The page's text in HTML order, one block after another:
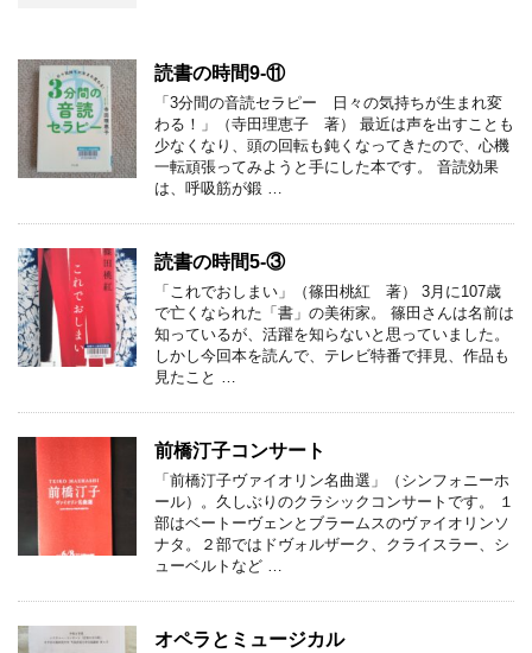
読書の時間9-⑪
「3分間の音読セラピー 日々の気持ちが生まれ変
わる！」（寺田理恵子 著） 最近は声を出すことも
少なくなり、頭の回転も鈍くなってきたので、心機
一転頑張ってみようと手にした本です。 音読効果
は、呼吸筋が鍛 …
読書の時間5-③
「これでおしまい」（篠田桃紅 著） 3月に107歳
で亡くなられた「書」の美術家。 篠田さんは名前は
知っているが、活躍を知らないと思っていました。
しかし今回本を読んで、テレビ特番で拝見、作品も
見たこと …
前橋汀子コンサート
「前橋汀子ヴァイオリン名曲選」（シンフォニーホ
ール）。久しぶりのクラシックコンサートです。 １
部はベートーヴェンとブラームスのヴァイオリンソ
ナタ。２部ではドヴォルザーク、クライスラー、シ
ューベルトなど …
オペラとミュージカル